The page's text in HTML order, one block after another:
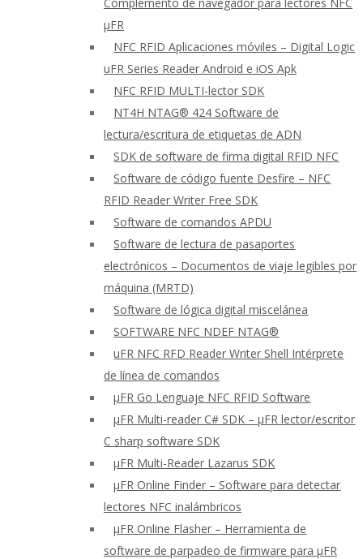
μFR
NFC RFID Aplicaciones móviles – Digital Logic
uFR Series Reader Android e iOS Apk
NFC RFID MULTI-lector SDK
NT4H NTAG® 424 Software de
lectura/escritura de etiquetas de ADN
SDK de software de firma digital RFID NFC
Software de código fuente Desfire – NFC
RFID Reader Writer Free SDK
Software de comandos APDU
Software de lectura de pasaportes
electrónicos – Documentos de viaje legibles por
máquina (MRTD)
Software de lógica digital miscelánea
SOFTWARE NFC NDEF NTAG®
uFR NFC RFD Reader Writer Shell Intérprete
de línea de comandos
μFR Go Lenguaje NFC RFID Software
μFR Multi-reader C# SDK – μFR lector/escritor
C sharp software SDK
μFR Multi-Reader Lazarus SDK
μFR Online Finder – Software para detectar
lectores NFC inalámbricos
μFR Online Flasher – Herramienta de
software de parpadeo de firmware para μFR